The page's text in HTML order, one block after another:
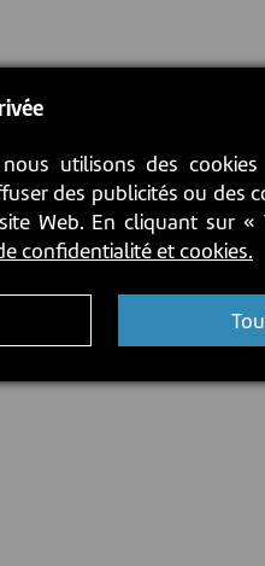
utilisons des
des publicités ou des
Web. En cliquant sur «
confidentialité et cookies.